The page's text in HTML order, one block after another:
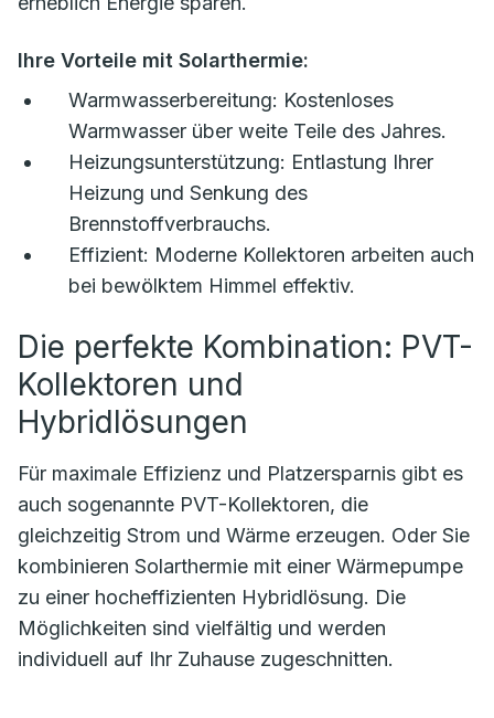
Ihre Vorteile mit Solarthermie:
Warmwasserbereitung: Kostenloses
Warmwasser über weite Teile des Jahres.
Heizungsunterstützung: Entlastung Ihrer
Heizung und Senkung des
Brennstoffverbrauchs.
Effizient: Moderne Kollektoren arbeiten auch
bei bewölktem Himmel effektiv.
Die perfekte Kombination: PVT-
Kollektoren und
Hybridlösungen
Für maximale Effizienz und Platzersparnis gibt es
auch sogenannte PVT-Kollektoren, die
gleichzeitig Strom und Wärme erzeugen. Oder Sie
kombinieren Solarthermie mit einer Wärmepumpe
zu einer hocheffizienten Hybridlösung. Die
Möglichkeiten sind vielfältig und werden
individuell auf Ihr Zuhause zugeschnitten.